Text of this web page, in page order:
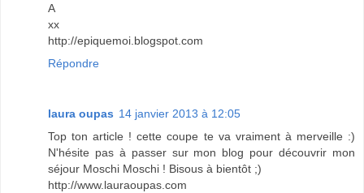
A
xx
http://epiquemoi.blogspot.com
Répondre
laura oupas 14 janvier 2013 à 12:05
Top ton article ! cette coupe te va vraiment à merveille :)
N'hésite pas à passer sur mon blog pour découvrir mon
séjour Moschi Moschi ! Bisous à bientôt ;)
http://www.lauraoupas.com